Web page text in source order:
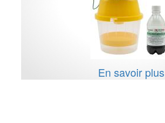
En savoir plus